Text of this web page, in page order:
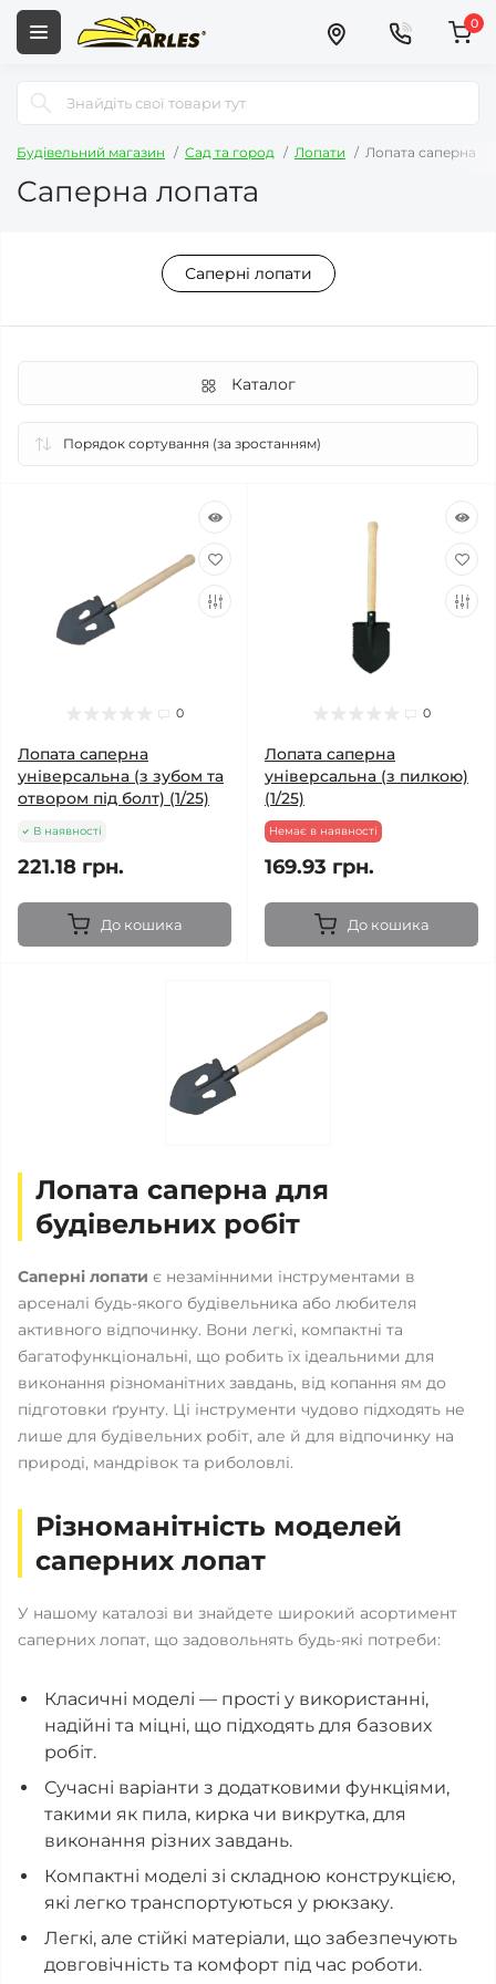
0
Будівельний магазин Сад та город Лопати Лопата саперна
Саперна лопата
Саперні лопати
Каталог
0
Лопата саперна
універсальна (з зубом та
отвором під болт) (1/25)
В наявності
221.18 грн.
До кошика
0
Лопата саперна
універсальна (з пилкою)
(1/25)
Немає в наявності
169.93 грн.
До кошика
Лопата саперна для
будівельних робіт
Саперні лопати є незамінними інструментами в
арсеналі будь-якого будівельника або любителя
активного відпочинку. Вони легкі, компактні та
багатофункціональні, що робить їх ідеальними для
виконання різноманітних завдань, від копання ям до
підготовки ґрунту. Ці інструменти чудово підходять не
лише для будівельних робіт, але й для відпочинку на
природі, мандрівок та риболовлі.
Різноманітність моделей
саперних лопат
У нашому каталозі ви знайдете широкий асортимент
саперних лопат, що задовольнять будь-які потреби:
Класичні моделі — прості у використанні,
надійні та міцні, що підходять для базових
робіт.
Сучасні варіанти з додатковими функціями,
такими як пила, кирка чи викрутка, для
виконання різних завдань.
Компактні моделі зі складною конструкцією,
які легко транспортуються у рюкзаку.
Легкі, але стійкі матеріали, що забезпечують
довговічність та комфорт під час роботи.